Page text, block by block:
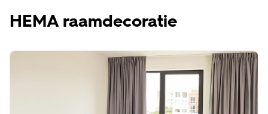
HEMA raamdecoratie